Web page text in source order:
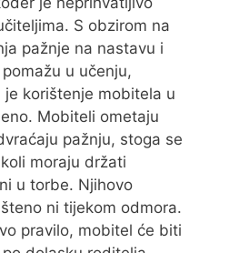
S obzirom na
pažnje na nastavu i
u učenju,
korištenje mobitela u
Mobiteli ometaju
pažnju, stoga se
moraju držati
u torbe. Njihovo
ni tijekom odmora.
pravilo, mobitel će biti